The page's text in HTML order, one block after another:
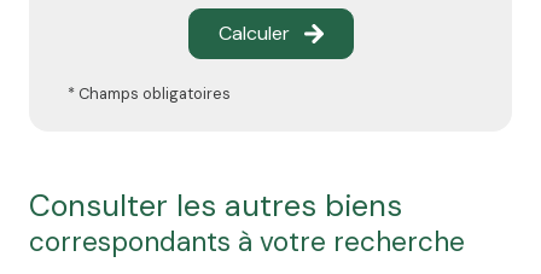
Calculer
* Champs obligatoires
consulter les autres biens
correspondants à votre recherche